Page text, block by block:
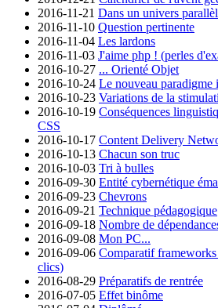
2016-11-21 Dans un univers
2016-11-10 Question pertinente
2016-11-04 Les lardons
2016-11-03 J'aime php ! (perles
2016-10-27 ... Orienté Objet
2016-10-24 Le nouveau paradigme
2016-10-23 Variations de la
2016-10-19 Conséquences
CSS
2016-10-17 Content Delivery
2016-10-13 Chacun son truc
2016-10-03 Tri à bulles
2016-09-30 Entité cybernétique
2016-09-23 Chevrons
2016-09-21 Technique pédagogique
2016-09-18 Nombre de
2016-09-08 Mon PC...
2016-09-06 Comparatif
clics)
2016-08-29 Préparatifs de rentrée
2016-07-05 Effet binôme